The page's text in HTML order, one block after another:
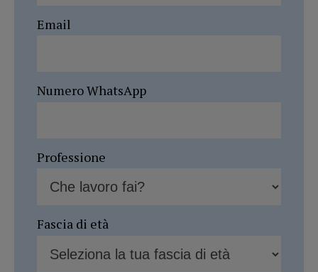
Email
Numero WhatsApp
Professione
Fascia di età